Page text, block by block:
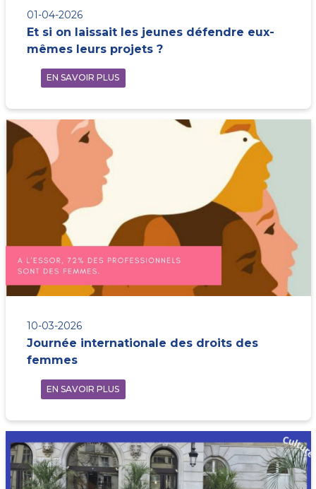
01-04-2026
Et si on laissait les jeunes défendre eux-
mêmes leurs projets ?
EN SAVOIR PLUS
10-03-2026
Journée internationale des droits des
femmes
EN SAVOIR PLUS